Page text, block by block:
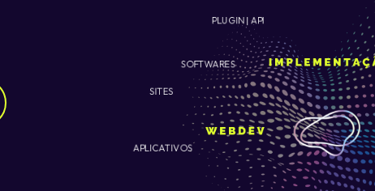
APLICATIVOS
SITES
PLUGIN | API
SOFTWARES